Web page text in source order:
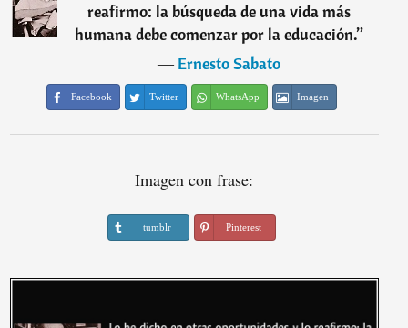
reafirmo: la búsqueda de una vida más
humana debe comenzar por la educación.”
―Ernesto Sabato
Facebook Twitter WhatsApp Imagen
Imagen con frase:
tumblr Pinterest